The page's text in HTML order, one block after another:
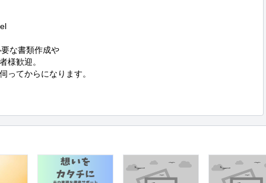
な書類作成や
様歓迎。
ってからになります。